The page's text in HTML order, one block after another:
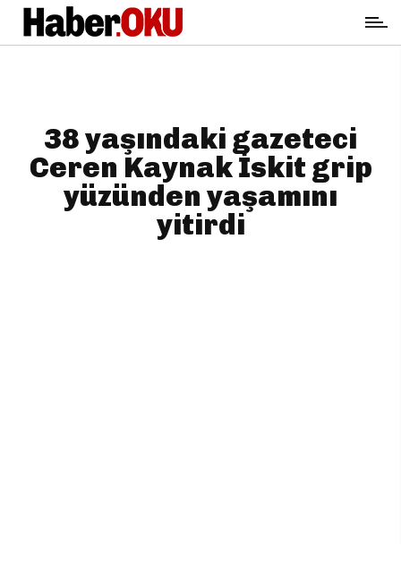
38 yaşındaki gazeteci
Ceren Kaynak İskit grip
yüzünden yaşamını
yitirdi